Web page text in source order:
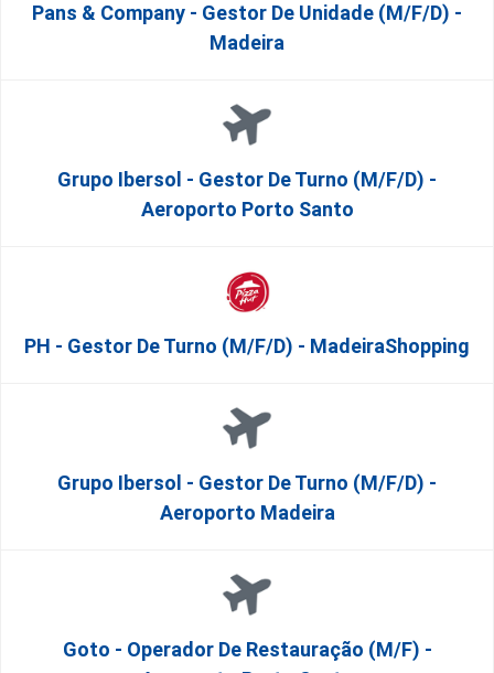
Pans & Company - Gestor De Unidade (m/f/d) -
Madeira
Grupo Ibersol - Gestor De Turno (m/f/d) -
Aeroporto Porto Santo
PH - Gestor De Turno (m/f/d) - MadeiraShopping
Grupo Ibersol - Gestor De Turno (m/f/d) -
Aeroporto Madeira
Goto - Operador De Restauração (m/f) -